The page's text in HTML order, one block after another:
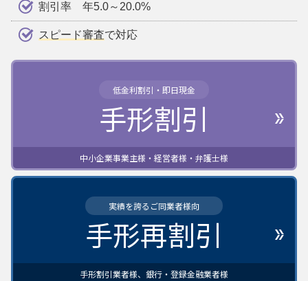
割引率 年5.0～20.0%
スピード審査で対応
低金利割引・即日現金
手形割引
中小企業事業主様・経営者様・弁護士様
実績を誇るご同業者様向
手形再割引
手形割引業者様、銀行・登録金融業者様